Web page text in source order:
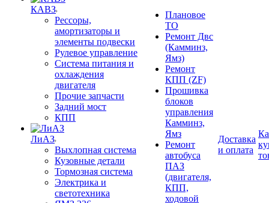
КАВЗ
Рессоры,
амортизаторы и
элементы подвески
Рулевое управление
Система питания и
охлаждения
двигателя
Прочие запчасти
Задний мост
КПП
ЛиАЗ
Выхлопная система
Кузовные детали
Тормозная система
Электрика и
светотехника
Плановое
ТО
Ремонт Двс
(Камминз,
Ямз)
Ремонт
КПП (ZF)
Прошивка
блоков
управления
Камминз,
Ямз
Ремонт
автобуса
ПАЗ
(двигателя,
КПП,
ходовой
Доставка
и оплата